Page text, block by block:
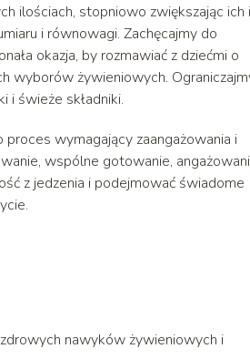
ilościach, stopniowo zwiększając ich
i równowagi. Zachęcajmy do
okazja, by rozmawiać z dziećmi o
wyborów żywieniowych.
i świeże składniki.
wymagający zaangażowania i
wspólne gotowanie,
z jedzenia i podejmować świadome
nawyków żywieniowych i